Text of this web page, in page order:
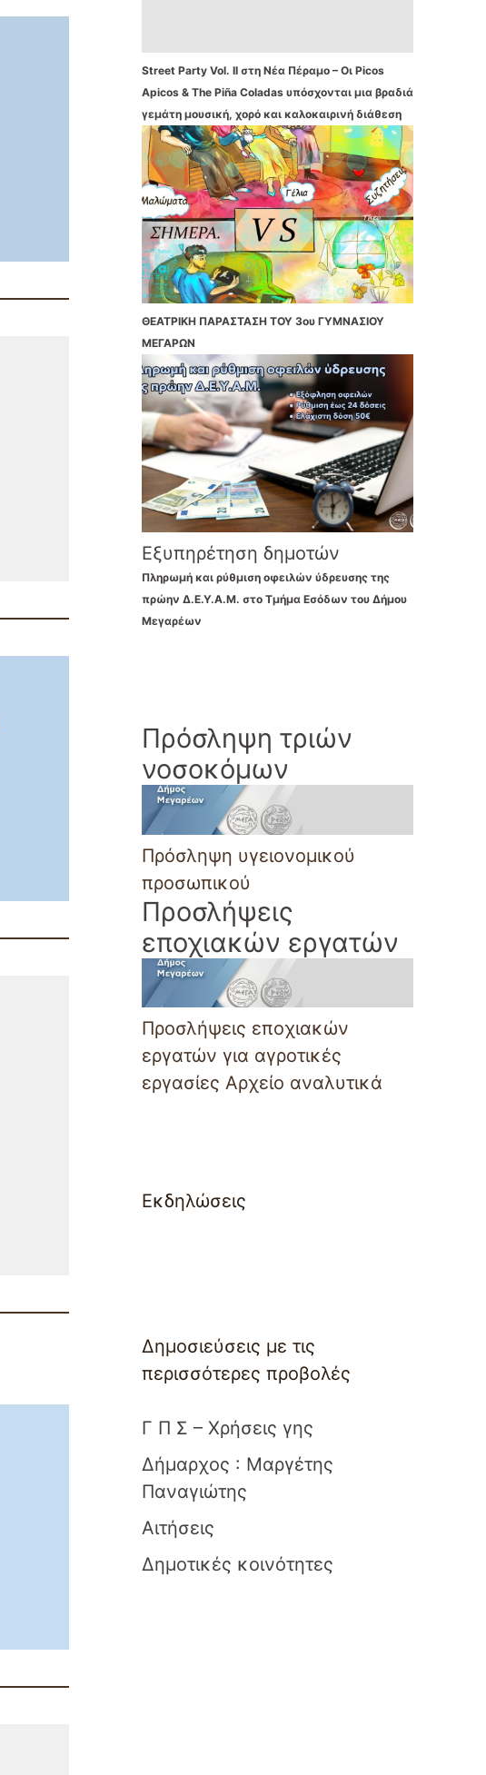
Street Party Vol. II στη Νέα Πέραμο – Οι Picos
Apicos & The Piña Coladas υπόσχονται μια βραδιά
γεμάτη μουσική, χορό και καλοκαιρινή διάθεση
ΘΕΑΤΡΙΚΗ ΠΑΡΑΣΤΑΣΗ ΤΟΥ 3ου ΓΥΜΝΑΣΙΟΥ
ΜΕΓΑΡΩΝ
Εξυπηρέτηση δημοτών
Πληρωμή και ρύθμιση οφειλών ύδρευσης της
πρώην Δ.Ε.Υ.Α.Μ. στο Τμήμα Εσόδων του Δήμου
Μεγαρέων
Πρόσληψη τριών
νοσοκόμων
Πρόσληψη υγειονομικού
προσωπικού
Προσλήψεις
εποχιακών εργατών
Προσλήψεις εποχιακών
εργατών για αγροτικές
εργασίες Αρχείο αναλυτικά
Εκδηλώσεις
Δημοσιεύσεις με τις
περισσότερες προβολές
Γ Π Σ – Χρήσεις γης
Δήμαρχος : Μαργέτης
Παναγιώτης
Αιτήσεις
Δημοτικές κοινότητες